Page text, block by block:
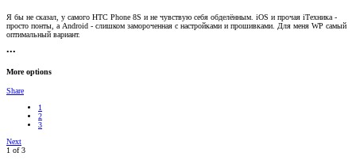
Я бы не сказал, у самого HTC Phone 8S и не чувствую себя обделённым. iOS и прочая iТехника -
просто понты, а Android - слишком замороченная с настройками и прошивками. Для меня WP самый
оптимальный вариант.
•••
More options
Share
1
2
3
Next
1 of 3